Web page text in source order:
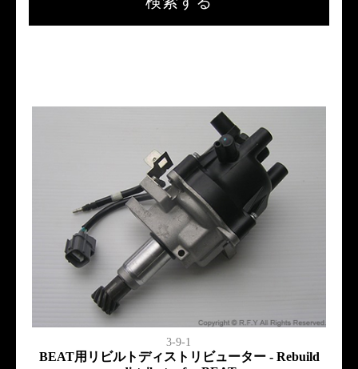
3-9-1
BEAT用リビルトディストリビューター - Rebuild